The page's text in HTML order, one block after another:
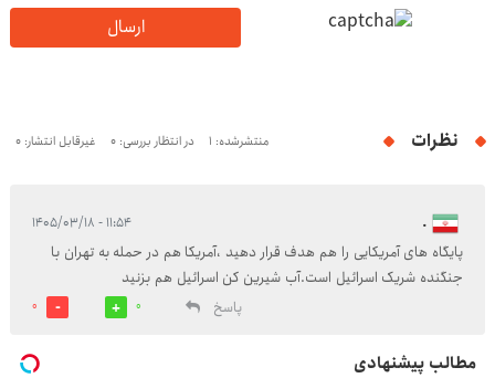
ارسال
نظرات منتشرشده: 1 در انتظار بررسی: 0 غیرقابل انتشار: 0
. ۱۱:۵۴ - ۱۴۰۵/۰۳/۱۸
پایگاه های آمریکایی را هم هدف قرار دهید ،آمریکا هم در حمله به تهران با
جنگنده شریک اسرائیل است.آب شیرین کن اسرائیل هم بزنید
پاسخ
0
0
مطالب پیشنهادی